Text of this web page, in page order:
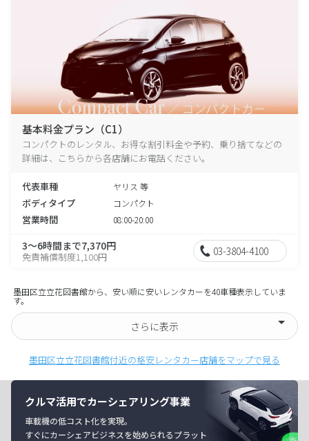
基本料金プラン（C1）
コンパクトのレンタル、お得な割引料金や予約、乗り捨てなどの
詳細は、こちらから各店舗にお電話ください。
代表車種 ヤリス 等
ボディタイプ コンパクト
営業時間 08:00-20:00
3～6時間まで7,370円
免責補償制度1,100円 03-3804-4100
墨田区立立花図書館から、安い順に安いレンタカーを40車種表示していま
す。
さらに表示
墨田区立立花図書館付近の格安レンタカー店舗をマップで見る
クルマ活用でカーシェアリング事業
車載機の低コスト化を実現。
すぐにカーシェアビジネスを始められるプラット